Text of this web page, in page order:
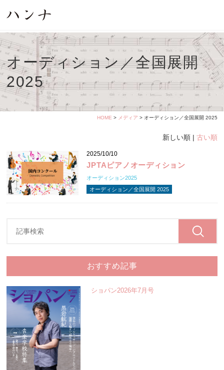
オーディション／全国展開
2025
HOME > メディア > オーディション／全国展開 2025
新しい順 | 古い順
2025/10/10
JPTAピアノオーディション
オーディション2025
オーディション／全国展開 2025
おすすめ記事
ショパン2026年7月号